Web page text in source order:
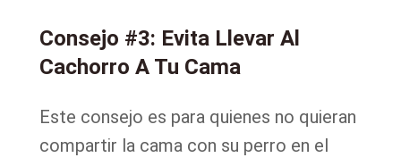
Consejo #3: Evita Llevar Al
Cachorro A Tu Cama
Este consejo es para quienes no quieran
compartir la cama con su perro en el